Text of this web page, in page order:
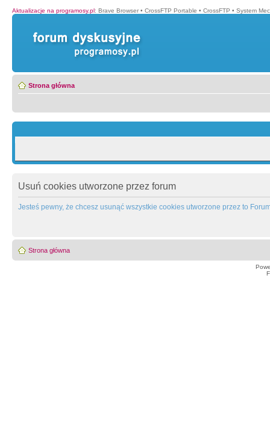
Aktualizacje na programosy.pl: Brave Browser • CrossFTP Portable • CrossFTP • System
Strona główna
Usuń cookies utworzone przez forum
Jesteś pewny, że chcesz usunąć wszystkie cookies utworzone przez to
Strona główna